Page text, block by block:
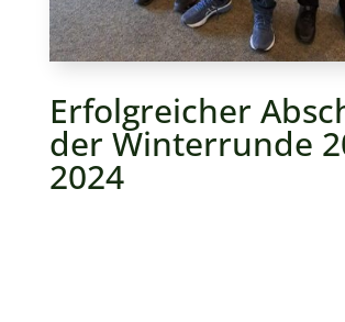
Erfolgreicher
der Winterrunde
2024